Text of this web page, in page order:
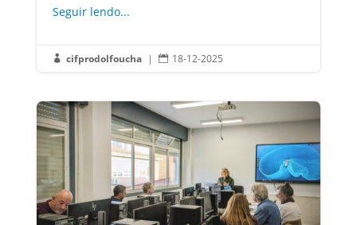
Seguir lendo...
 cifprodolfoucha |  18-12-2025